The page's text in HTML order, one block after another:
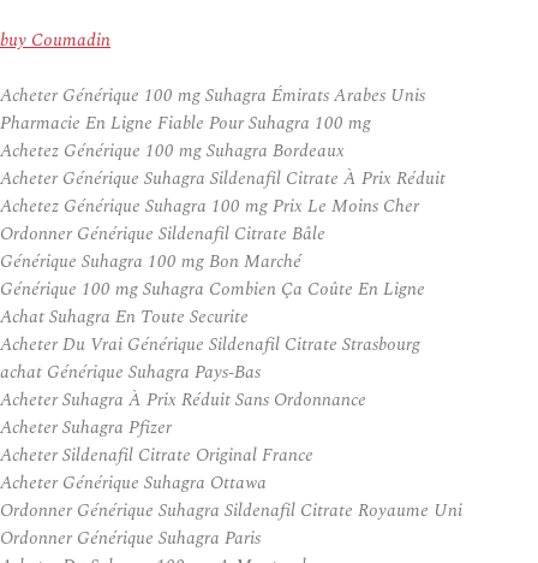
buy Coumadin
Acheter Générique 100 mg Suhagra Émirats Arabes Unis
Pharmacie En Ligne Fiable Pour Suhagra 100 mg
Achetez Générique 100 mg Suhagra Bordeaux
Acheter Générique Suhagra Sildenafil Citrate À Prix Réduit
Achetez Générique Suhagra 100 mg Prix Le Moins Cher
Ordonner Générique Sildenafil Citrate Bâle
Générique Suhagra 100 mg Bon Marché
Générique 100 mg Suhagra Combien Ça Coûte En Ligne
Achat Suhagra En Toute Securite
Acheter Du Vrai Générique Sildenafil Citrate Strasbourg
achat Générique Suhagra Pays-Bas
Acheter Suhagra À Prix Réduit Sans Ordonnance
Acheter Suhagra Pfizer
Acheter Sildenafil Citrate Original France
Acheter Générique Suhagra Ottawa
Ordonner Générique Suhagra Sildenafil Citrate Royaume Uni
Ordonner Générique Suhagra Paris